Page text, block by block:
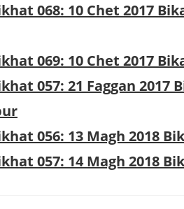
068: 10 Chet 2017
069: 10 Chet 2017
057: 21 Faggan
056: 13 Magh 2018
057: 14 Magh 2018